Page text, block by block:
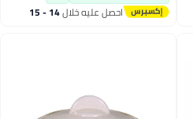
احصل عليه خلال 14 - 15